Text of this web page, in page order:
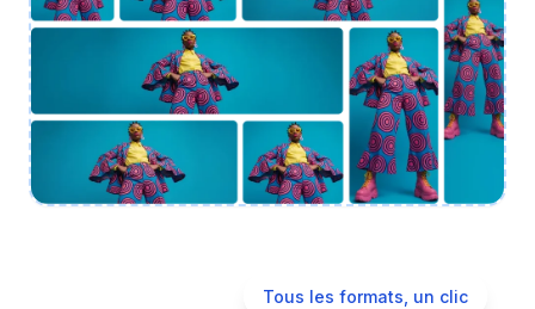
Tous les formats, un clic